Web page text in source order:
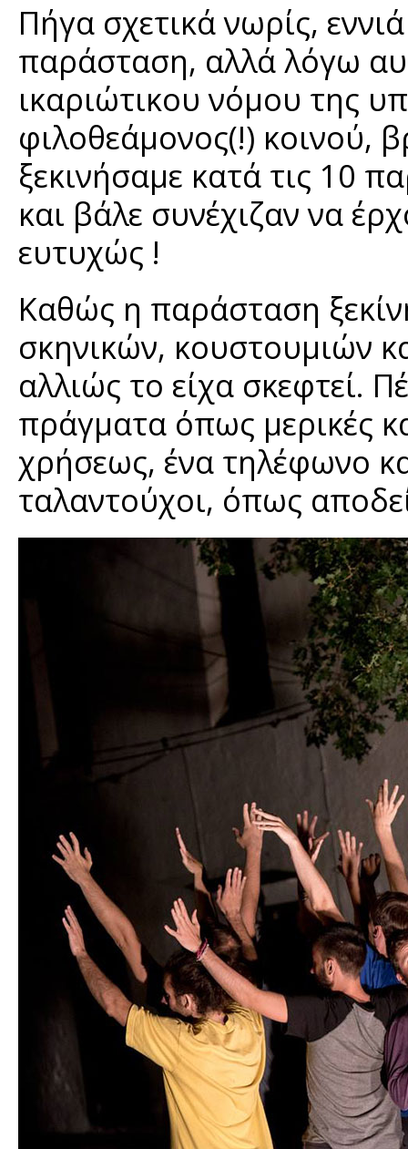
Πήγα σχετικά νωρίς,
παράσταση, αλλά λόγω
ικαριώτικου νόμου της
φιλοθεάμονος(!) κοινού,
ξεκινήσαμε κατά τις 10
και βάλε συνέχιζαν να
ευτυχώς !
Καθώς η παράσταση
σκηνικών, κουστουμιών
αλλιώς το είχα σκεφτεί.
πράγματα όπως μερικές
χρήσεως, ένα τηλέφωνο
ταλαντούχοι, όπως